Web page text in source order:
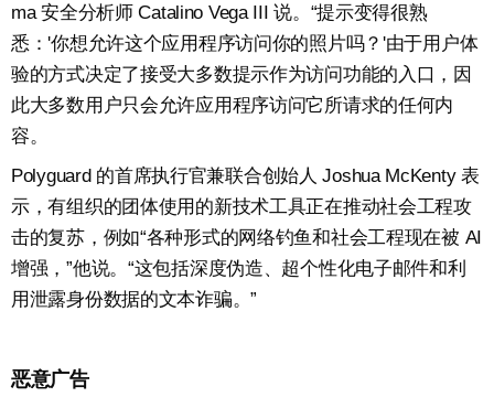
ma 安全分析师 Catalino Vega III 说。“提示变得很熟
悉：'你想允许这个应用程序访问你的照片吗？'由于用户体
验的方式决定了接受大多数提示作为访问功能的入口，因
此大多数用户只会允许应用程序访问它所请求的任何内
容。
Polyguard 的首席执行官兼联合创始人 Joshua McKenty 表
示，有组织的团体使用的新技术工具正在推动社会工程攻
击的复苏，例如“各种形式的网络钓鱼和社会工程现在被 AI
增强，”他说。“这包括深度伪造、超个性化电子邮件和利
用泄露身份数据的文本诈骗。”
恶意广告